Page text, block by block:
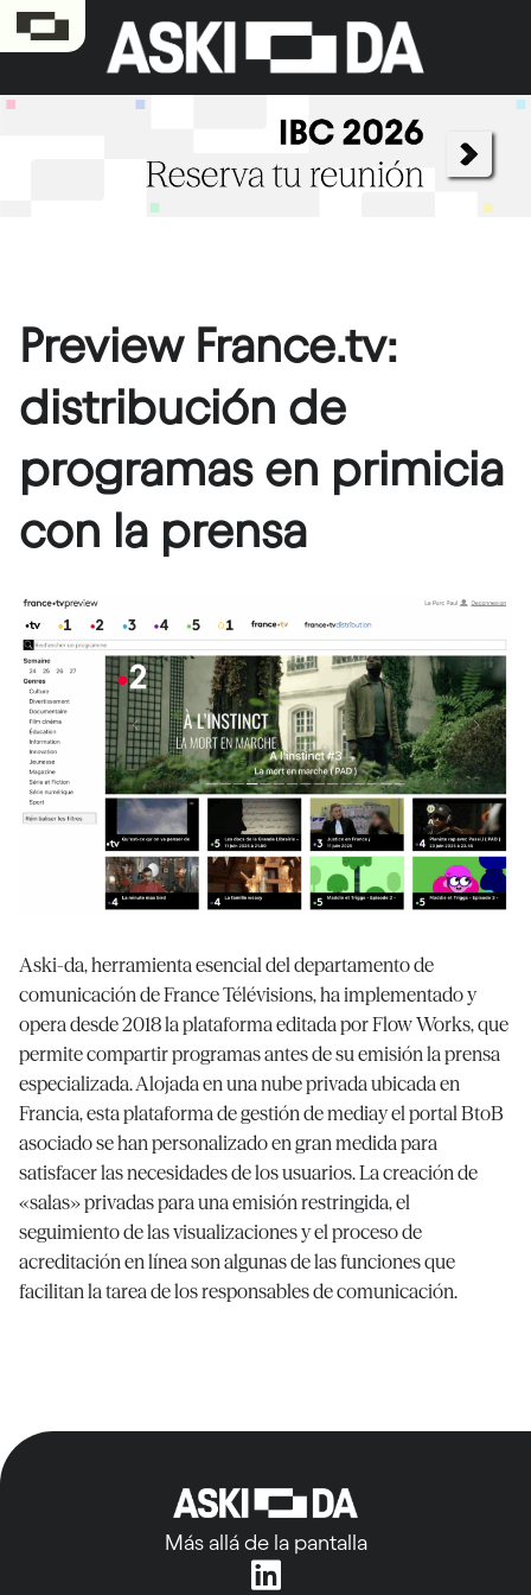
Preview France.tv:
distribución de
programas en primicia
con la prensa
Aski-da, herramienta esencial del departamento de
comunicación de France Télévisions, ha implementado y
opera desde 2018 la plataforma editada por Flow Works, que
permite compartir programas antes de su emisión la prensa
especializada. Alojada en una nube privada ubicada en
Francia, esta plataforma de gestión de mediay el portal BtoB
asociado se han personalizado en gran medida para
satisfacer las necesidades de los usuarios. La creación de
«salas» privadas para una emisión restringida, el
seguimiento de las visualizaciones y el proceso de
acreditación en línea son algunas de las funciones que
facilitan la tarea de los responsables de comunicación.
Más allá de la pantalla